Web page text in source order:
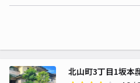
北山町3丁目1坂